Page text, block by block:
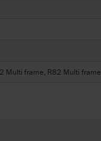
Multi frame, R82 Multi